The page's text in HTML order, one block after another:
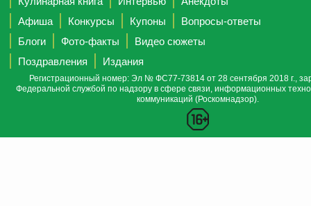
Афиша
Конкурсы Купоны
Вопросы-ответы
Блоги
Фото-факты
Видео сюжеты
Поздравления
Издания
Регистрационный номер: Эл № ФС77-73814 от 28 сентября 2018 г.,
Федеральной службой по надзору в сфере связи, информационных
коммуникаций (Роскомнадзор).